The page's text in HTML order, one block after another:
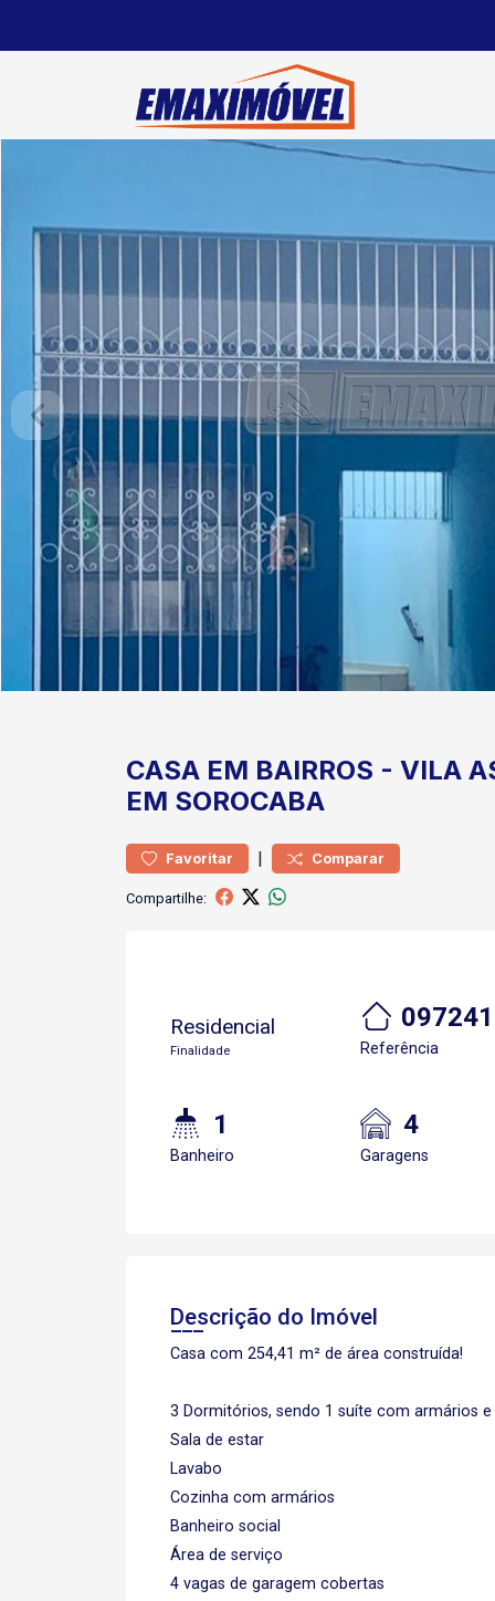
CASA EM BAIRROS - VILA
EM SOROCABA
Favoritar | Comparar
Compartilhe:
Residencial
Finalidade
097241
Referência
1
Banheiro
4
Garagens
Descrição do Imóvel
Casa com 254,41 m² de área construída!
3 Dormitórios, sendo 1 suíte com armários e
Sala de estar
Lavabo
Cozinha com armários
Banheiro social
Área de serviço
4 vagas de garagem cobertas